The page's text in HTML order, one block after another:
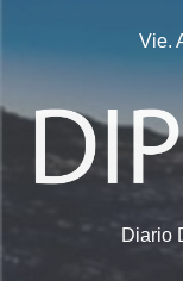
Vie.
Diario